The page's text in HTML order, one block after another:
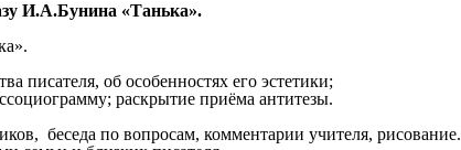
И.А.Бунина «Танька».
об особенностях его эстетики;
раскрытие приёма антитезы.
беседа по вопросам, комментарии учителя, рисование.